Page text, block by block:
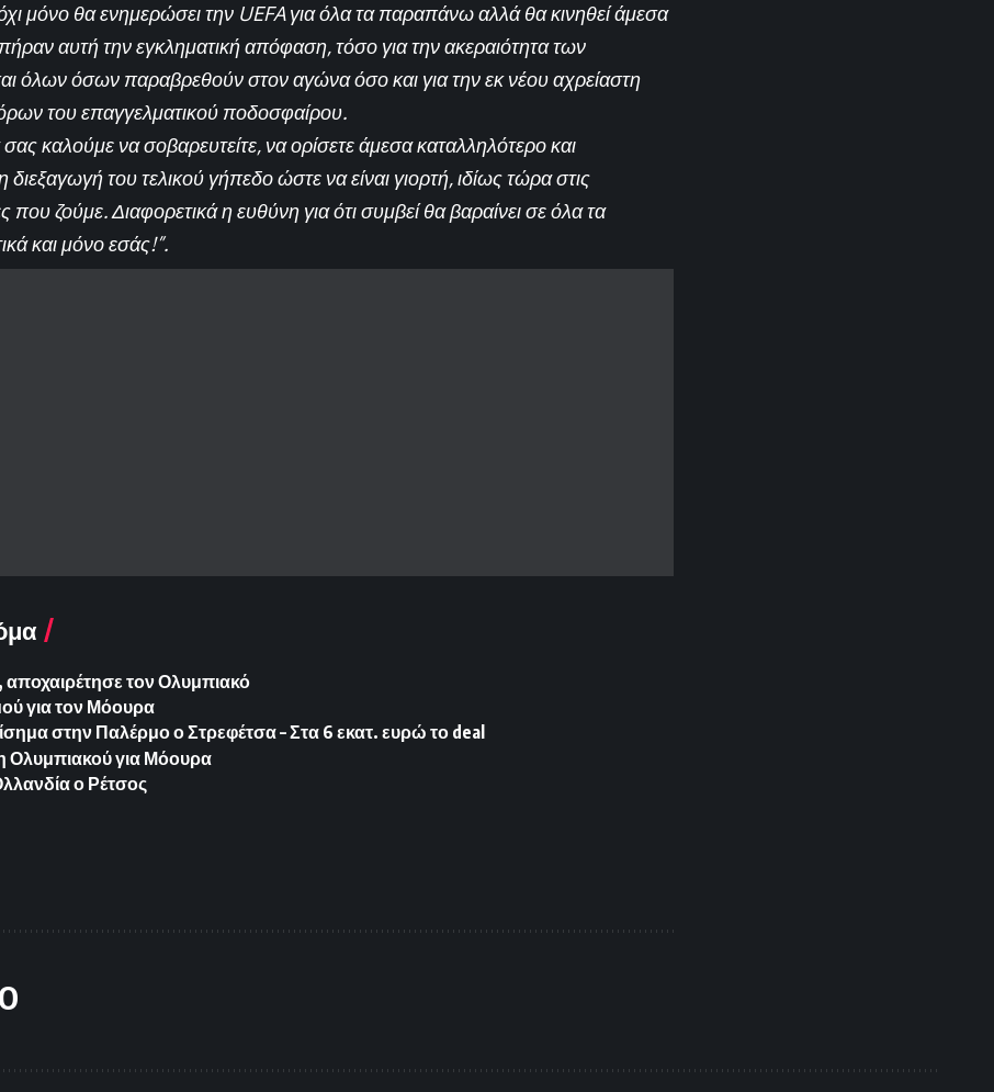
θα ενημερώσει την UEFA για όλα τα παραπάνω αλλά θα κινηθεί άμεσα
αυτή την εγκληματική απόφαση, τόσο για την ακεραιότητα των
όλων όσων παραβρεθούν στον αγώνα όσο και για την εκ νέου αχρείαστη
του επαγγελματικού ποδοσφαίρου.
σας καλούμε να σοβαρευτείτε, να ορίσετε άμεσα καταλληλότερο και
διεξαγωγή του τελικού γήπεδο ώστε να είναι γιορτή, ιδίως τώρα στις
ζούμε. Διαφορετικά η ευθύνη για ότι συμβεί θα βαραίνει σε όλα τα
και μόνο εσάς!”.
αποχαιρέτησε τον Ολυμπιακό
για τον Μόουρα
στην Παλέρμο ο Στρεφέτσα – Στα 6 εκατ. ευρώ το deal
Ολυμπιακού για Μόουρα
ο Ρέτσος